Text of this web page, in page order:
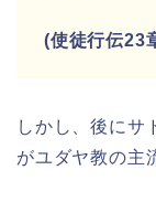
(使徒行伝23
しかし、後にサ
がユダヤ教の主